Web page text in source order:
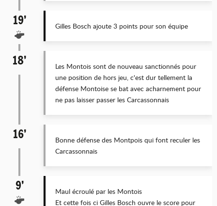
19’ Gilles Bosch ajoute 3 points pour son équipe
18’
Les Montois sont de nouveau sanctionnés pour
une position de hors jeu, c'est dur tellement la
défense Montoise se bat avec acharnement pour
ne pas laisser passer les Carcassonnais
16’
Bonne défense des Montpois qui font reculer les
Carcassonnais
9’
Maul écroulé par les Montois
Et cette fois ci Gilles Bosch ouvre le score pour